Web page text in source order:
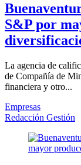
S&P por
La agencia de
de Compañía de
financiera y otro...
Empresas
Redacción Gestión